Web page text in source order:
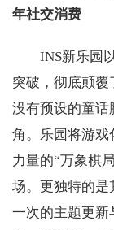
年社交消费
INS新乐园
突破，彻底颠覆
没有预设的童话
角。乐园将游戏
力量的“万象棋
场。更独特的
一次的主题更新